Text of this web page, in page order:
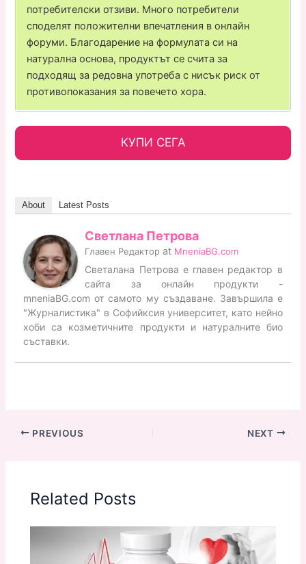
потребителски отзиви. Много потребители
споделят положителни впечатления в онлайн
форуми. Благодарение на формулата си на
натурална основа, продуктът се счита за
подходящ за редовна употреба с нисък риск от
противопоказания за повечето хора.
КУПИ СЕГА
About Latest Posts
Светлана Петрова
Главен Редактор at MneniaBG.com
Светалана Петрова е главен редактор в
сайта за онлайн продукти -
mneniaBG.com от самото му създаване. Завършила е
"Журналистика" в Софийксия университет, като нейно
хоби са козметичните продукти и натуралните био
съставки.
PREVIOUS NEXT
Related Posts